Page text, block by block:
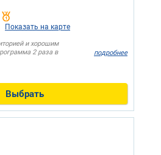
Показать на карте
и хорошим
2 раза в
подробнее
Выбрать